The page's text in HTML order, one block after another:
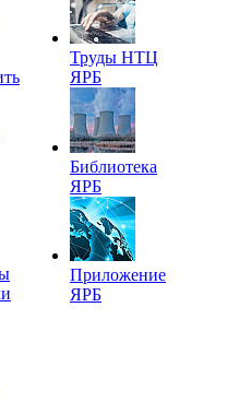
Труды НТЦ
ЯРБ
Библиотека
ЯРБ
Приложение
ЯРБ